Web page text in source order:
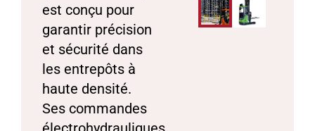
est conçu pour
garantir précision
et sécurité dans
les entrepôts à
haute densité.
Ses commandes